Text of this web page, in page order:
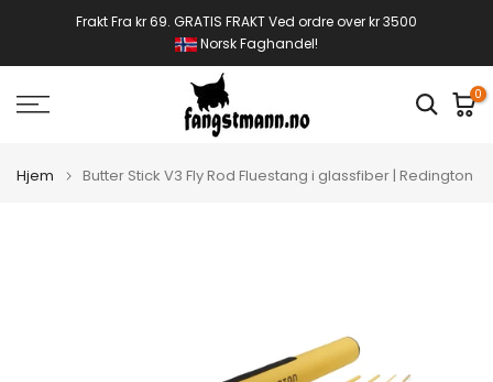
Frakt Fra kr 69. GRATIS FRAKT Ved ordre over kr 3500
Norsk Faghandel!
0
Hjem Butter Stick V3 Fly Rod Fluestang i glassfiber | Redington